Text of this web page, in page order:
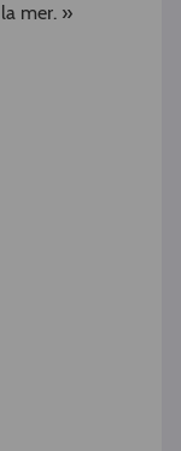
mer. »